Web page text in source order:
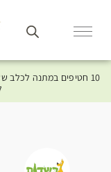
10 חטיפים במתנה